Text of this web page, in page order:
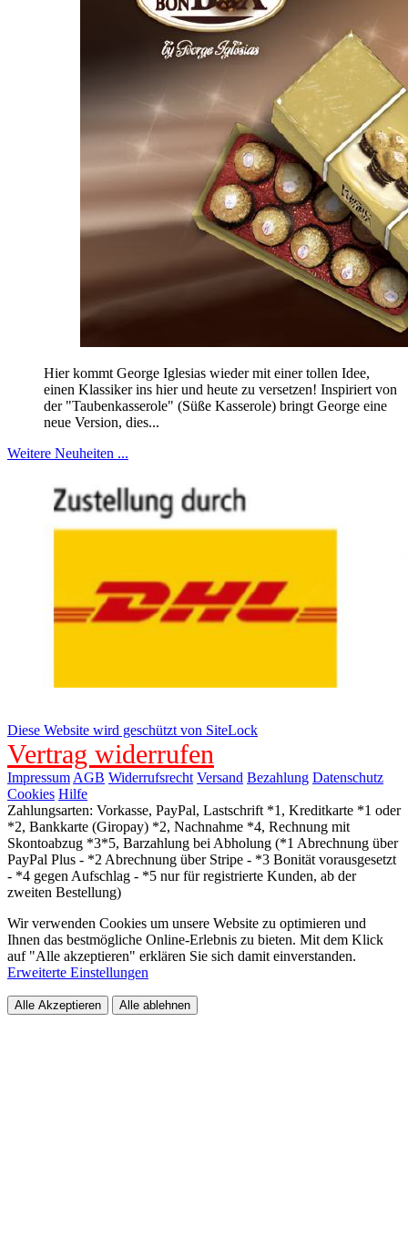
Hier kommt George Iglesias wieder mit einer tollen Idee,
einen Klassiker ins hier und heute zu versetzen! Inspiriert von
der "Taubenkasserole" (Süße Kasserole) bringt George eine
neue Version, dies...
Weitere Neuheiten ...
Diese Website wird geschützt von SiteLock
Vertrag widerrufen
Impressum AGB Widerrufsrecht Versand Bezahlung Datenschutz
Cookies Hilfe
Zahlungsarten: Vorkasse, PayPal, Lastschrift *1, Kreditkarte *1 oder
*2, Bankkarte (Giropay) *2, Nachnahme *4, Rechnung mit
Skontoabzug *3*5, Barzahlung bei Abholung (*1 Abrechnung über
PayPal Plus - *2 Abrechnung über Stripe - *3 Bonität vorausgesetzt
- *4 gegen Aufschlag - *5 nur für registrierte Kunden, ab der
zweiten Bestellung)
Wir verwenden Cookies um unsere Website zu optimieren und
Ihnen das bestmögliche Online-Erlebnis zu bieten. Mit dem Klick
auf "Alle akzeptieren" erklären Sie sich damit einverstanden.
Erweiterte Einstellungen
Alle Akzeptieren Alle ablehnen